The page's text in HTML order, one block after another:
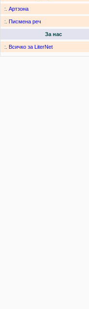
:. Артзона
:. Писмена реч
За нас
:. Всичко за LiterNet